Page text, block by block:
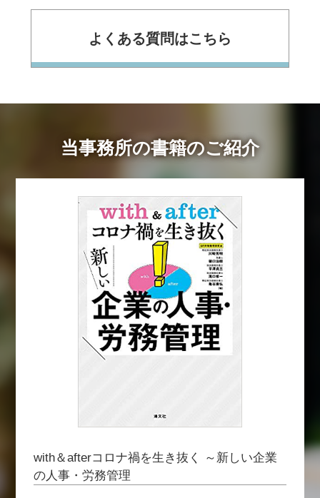
よくある質問はこちら
当事務所の書籍のご紹介
with＆afterコロナ禍を生き抜く ～新しい企業
の人事・労務管理